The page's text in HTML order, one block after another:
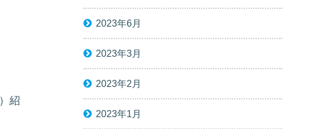
）紹
2023年6月
2023年3月
2023年2月
2023年1月